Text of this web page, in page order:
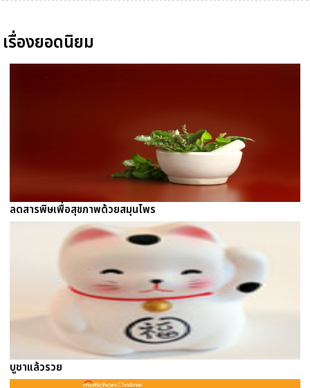
เรื่องยอดนิยม
ลดสารพิษเพื่อสุขภาพด้วยสมุนไพร
บูชาแล้วรวย